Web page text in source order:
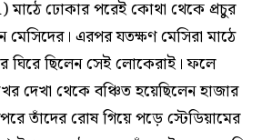
ঢোকার পরেই কোথা থেকে প্রচুর
এরপর যতক্ষণ মেসিরা মাঠে
ঘিরে ছিলেন সেই লোকেরাই। ফলে
থেকে বঞ্চিত হয়েছিলেন হাজার
তাঁদের রোষ গিয়ে পড়ে স্টেডিয়ামের